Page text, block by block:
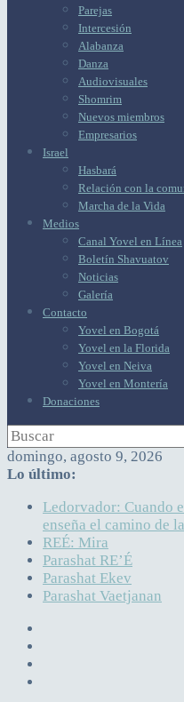
Parejas
Intercesión
Alabanza
Danza
Audiovisuales
Shomrim
Nuevos miembros
Empresarios
Israel
Hasbará
Relación con la
Marcha de la Vida
Medios
Canal Yovel en Línea
Boletín Shavuatov
Noticias
Galería
Contacto
Yovel en Bogotá
Yovel en la Florida
Yovel en Neiva
Yovel en Montería
Donaciones
domingo, agosto 9, 2026
Lo último:
Ledorvador: Cuando
enseña el camino de
REÉ: Mira
Parashat RE’É
Parashat Ekev
Parashat Vaetjanan